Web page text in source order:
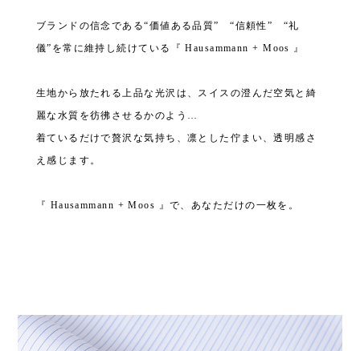
ブランドの信念である“価値ある品質” “信頼性” “礼
儀”を常に維持し続けている『 Hausammann + Moos 』
生地から放たれる上品な光沢は、スイスの澄んだ空気と綺
麗な水質を彷彿させるかのよう…
着ているだけで贅沢な気持ち、凛とした佇まい、透明感さ
え感じます。
『 Hausammann + Moos 』で、あなただけの一枚を。